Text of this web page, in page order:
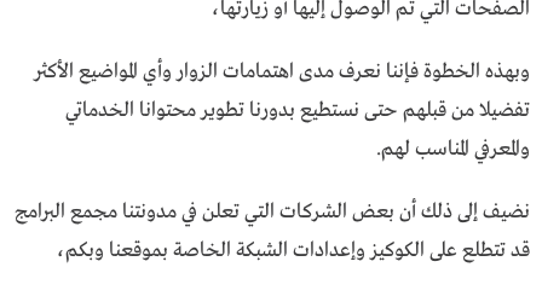
الصفحات التي تم الوصول إليها أو زيارتها،
وبهذه الخطوة فإننا نعرف مدى اهتمامات الزوار وأي المواضيع الأكثر
تفضيلا من قبلهم حتى نستطيع بدورنا تطوير محتوانا الخدماتي
والمعرفي المناسب لهم.
نضيف إلى ذلك أن بعض الشركات التي تعلن في مدونتنا مجمع البرامج
قد تتطلع على الكوكيز وإعدادات الشبكة الخاصة بموقعنا وبكم،